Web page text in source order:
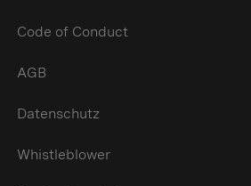
Code of Conduct
AGB
Datenschutz
Whistleblower